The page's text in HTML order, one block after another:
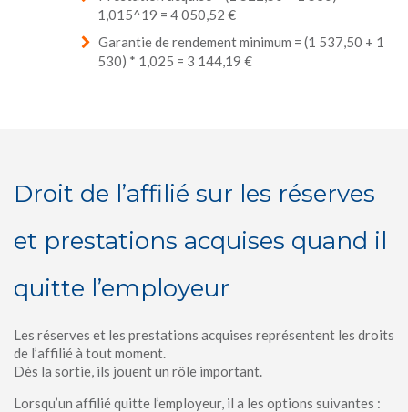
1,015^19 = 4 050,52 €
Garantie de rendement minimum = (1 537,50 + 1
530) * 1,025 = 3 144,19 €
Droit de l’affilié sur les réserves
et prestations acquises quand il
quitte l’employeur
Les réserves et les prestations acquises représentent les droits
de l’affilié à tout moment.
Dès la sortie, ils jouent un rôle important.
Lorsqu’un affilié quitte l’employeur, il a les options suivantes :